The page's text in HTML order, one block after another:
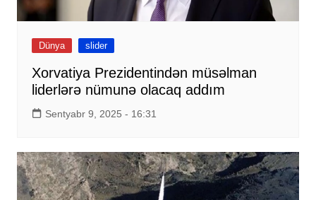
Dünya slider
Xorvatiya Prezidentindən müsəlman
liderlərə nümunə olacaq addım
Sentyabr 9, 2025 - 16:31